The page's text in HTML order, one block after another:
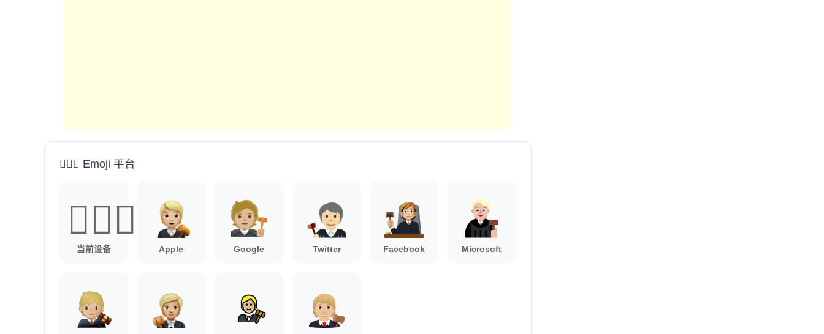
🧑🏼‍⚖️ Emoji 平台
🧑🏼‍⚖️
当前设备 Apple Google Twitter Facebook Microsoft